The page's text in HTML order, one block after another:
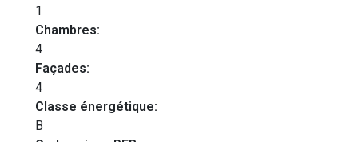
1
Chambres:
4
Façades:
4
Classe énergétique:
B